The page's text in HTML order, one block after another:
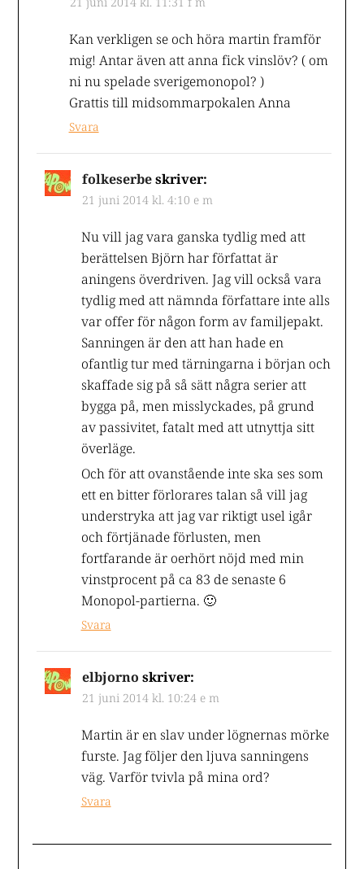
Kan verkligen se och höra martin framför
mig! Antar även att anna fick vinslöv? ( om
ni nu spelade sverigemonopol? )
Grattis till midsommarpokalen Anna
Svara
folkeserbeskriver:
21 juni 2014 kl. 4:10 e m
Nu vill jag vara ganska tydlig med att
berättelsen Björn har författat är
aningens överdriven. Jag vill också vara
tydlig med att nämnda författare inte alls
var offer för någon form av familjepakt.
Sanningen är den att han hade en
ofantlig tur med tärningarna i början och
skaffade sig på så sätt några serier att
bygga på, men misslyckades, på grund
av passivitet, fatalt med att utnyttja sitt
överläge.
Och för att ovanstående inte ska ses som
ett en bitter förlorares talan så vill jag
understryka att jag var riktigt usel igår
och förtjänade förlusten, men
fortfarande är oerhört nöjd med min
vinstprocent på ca 83 de senaste 6
Monopol-partierna. 🙂
Svara
elbjorno skriver:
21 juni 2014 kl. 10:24 e m
Martin är en slav under lögnernas mörke
furste. Jag följer den ljuva sanningens
väg. Varför tvivla på mina ord?
Svara